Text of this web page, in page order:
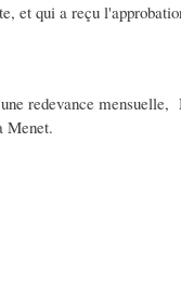
et qui a reçu
redevance mensuelle,
Menet.